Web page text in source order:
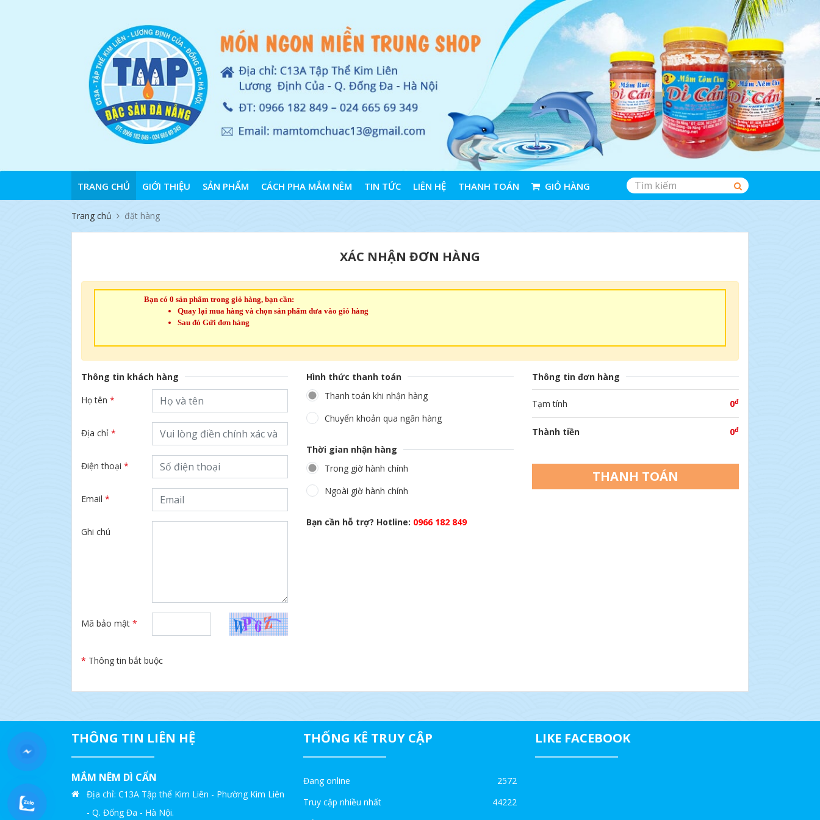
TRANG CHỦ GIỚI THIỆU SẢN PHẨM CÁCH PHA MẮM NÊM TIN TỨC LIÊN HỆ THANH TOÁN GIỎ HÀNG
Trang chủ đặt hàng
XÁC NHẬN ĐƠN HÀNG
Bạn có 0 sản phẩm trong giỏ hàng, bạn cần:
Quay lại mua hàng và chọn sản phẩm đưa vào giỏ hàng
Sau đó Gửi đơn hàng
Thông tin khách hàng
Họ tên *
Địa chỉ *
Điện thoại *
Email *
Ghi chú
Mã bảo mật *
* Thông tin bắt buộc
Hình thức thanh toán
Thanh toán khi nhận hàng
Chuyển khoản qua ngân hàng
Thời gian nhận hàng
Trong giờ hành chính
Ngoài giờ hành chính
Bạn cần hỗ trợ? Hotline: 0966 182 849
Thông tin đơn hàng
Tạm tính 0đ
Thành tiền 0đ
THANH TOÁN
THÔNG TIN LIÊN HỆ
MẮM NÊM DÌ CẨN
Địa chỉ: C13A Tập thể Kim Liên - Phường Kim Liên
- Q. Đống Đa - Hà Nội.
THỐNG KÊ TRUY CẬP
Đang online
2572
Truy cập nhiều nhất
44222
LIKE FACEBOOK